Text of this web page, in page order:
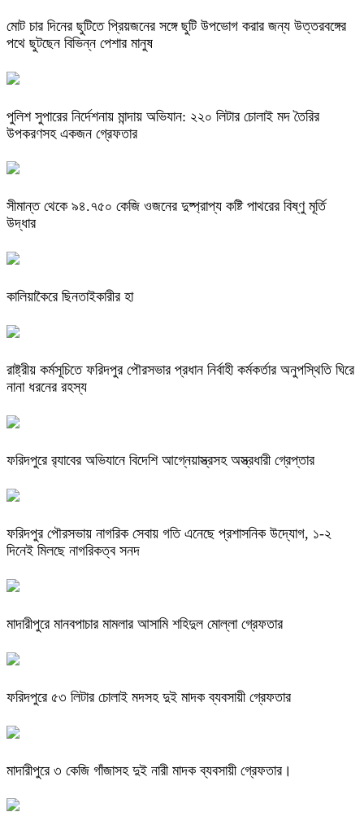
মোট চার দিনের ছুটিতে প্রিয়জনের সঙ্গে ছুটি উপভোগ করার জন্য উত্তরবঙ্গের
পথে ছুটছেন বিভিন্ন পেশার মানুষ
পুলিশ সুপারের নির্দেশনায় মান্দায় অভিযান: ২২০ লিটার চোলাই মদ তৈরির
উপকরণসহ একজন গ্রেফতার
সীমান্ত থেকে ৯৪.৭৫০ কেজি ওজনের দুষ্প্রাপ্য কষ্টি পাথরের বিষ্ণু মূর্তি
উদ্ধার
কালিয়াকৈরে ছিনতাইকারীর হা
রাষ্ট্রীয় কর্মসূচিতে ফরিদপুর পৌরসভার প্রধান নির্বাহী কর্মকর্তার অনুপস্থিতি ঘিরে
নানা ধরনের রহস্য
ফরিদপুরে র‌্যাবের অভিযানে বিদেশি আগ্নেয়াস্ত্রসহ অস্ত্রধারী গ্রেপ্তার
ফরিদপুর পৌরসভায় নাগরিক সেবায় গতি এনেছে প্রশাসনিক উদ্যোগ, ১-২
দিনেই মিলছে নাগরিকত্ব সনদ
মাদারীপুরে মানবপাচার মামলার আসামি শহিদুল মোল্লা গ্রেফতার
ফরিদপুরে ৫৩ লিটার চোলাই মদসহ দুই মাদক ব্যবসায়ী গ্রেফতার
মাদারীপুরে ৩ কেজি গাঁজাসহ দুই নারী মাদক ব্যবসায়ী গ্রেফতার।